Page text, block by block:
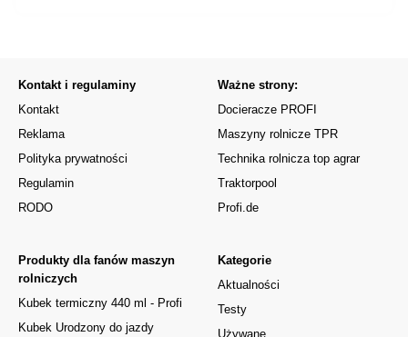
Kontakt i regulaminy
Kontakt
Reklama
Polityka prywatności
Regulamin
RODO
Kategorie
Aktualności
Testy
Używane
Produkty dla fanów maszyn
rolniczych
Kubek termiczny 440 ml - Profi
Kubek Urodzony do jazdy
Ważne strony:
Docieracze PROFI
Maszyny rolnicze TPR
Technika rolnicza top agrar
Traktorpool
Profi.de